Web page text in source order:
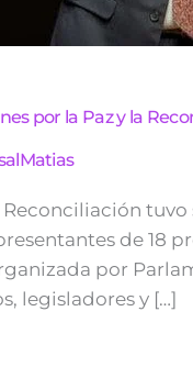
por la Paz y la
Reconciliación
de 18
por
legisladores y […]